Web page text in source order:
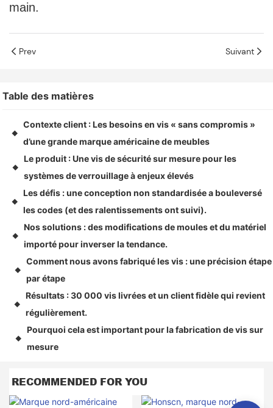
main.
Prev Suivant
Table des matières
◆
Contexte client : Les besoins en vis « sans compromis »
d’une grande marque américaine de meubles
◆
Le produit : Une vis de sécurité sur mesure pour les
systèmes de verrouillage à enjeux élevés
◆
Les défis : une conception non standardisée a bouleversé
les codes (et des ralentissements ont suivi).
◆
Nos solutions : des modifications de moules et du matériel
importé pour inverser la tendance.
◆
Comment nous avons fabriqué les vis : une précision étape
par étape
◆
Résultats : 30 000 vis livrées et un client fidèle qui revient
régulièrement.
◆
Pourquoi cela est important pour la fabrication de vis sur
mesure
RECOMMENDED FOR YOU